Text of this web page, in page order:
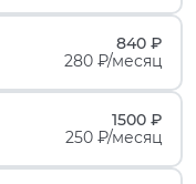
840 ₽
280 ₽/месяц
1500 ₽
250 ₽/месяц